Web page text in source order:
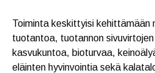
Toiminta keskittyisi kehittämään
tuotantoa, tuotannon
kasvukuntoa, bioturvaa,
eläinten hyvinvointia sekä